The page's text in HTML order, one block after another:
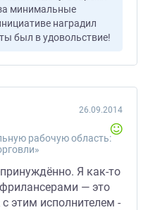
минимальные
наградил
был в удовольствие!
рабочую область:
26.09.2014
Я как-то
— это
этим исполнителем -